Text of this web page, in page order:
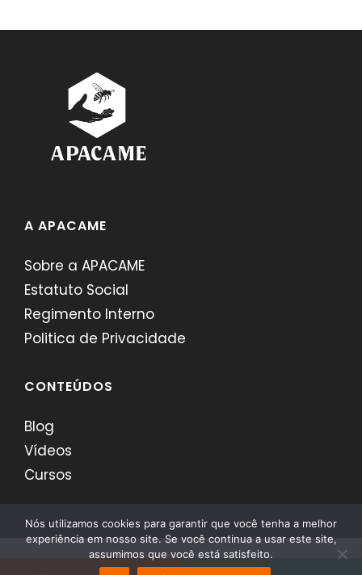
A APACAME
Sobre a APACAME
Estatuto Social
Regimento Interno
Politica de Privacidade
CONTEÚDOS
Blog
Vídeos
Cursos
APACAME - Desenvolvido porComerci
Nós utilizamos cookies para garantir que você tenha a melhor
experiência em nosso site. Se você continua a usar este site,
assumimos que você está satisfeito.